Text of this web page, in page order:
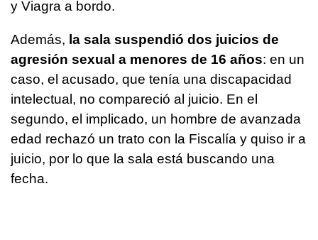
y Viagra a bordo.
Además, la sala suspendió dos juicios de
agresión sexual a menores de 16 años: en un
caso, el acusado, que tenía una discapacidad
intelectual, no compareció al juicio. En el
segundo, el implicado, un hombre de avanzada
edad rechazó un trato con la Fiscalía y quiso ir a
juicio, por lo que la sala está buscando una
fecha.